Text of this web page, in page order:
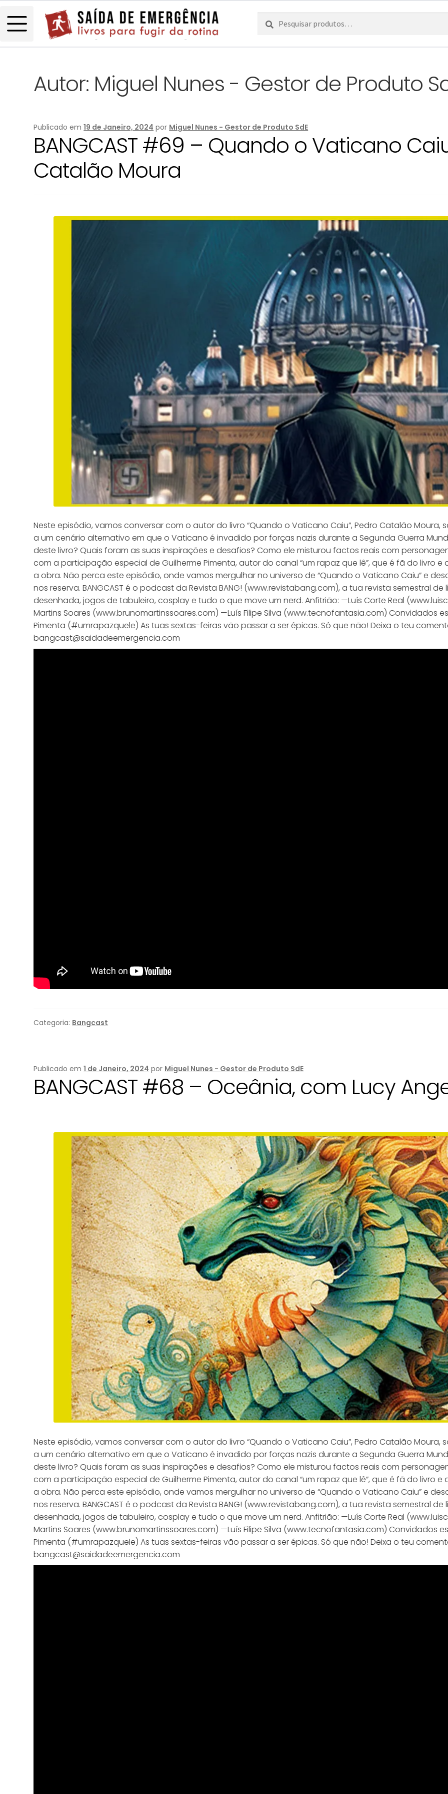
Pesquisar
por:
Pesquisa
Autor: Miguel Nunes - Gestor de Produto
Publicado em19 de Janeiro, 2024 por Miguel Nunes - Gestor de Produto SdE
BANGCAST #69 – Quando o Vaticano
Catalão Moura
Neste episódio, vamos conversar com o autor do livro “Quando o Vaticano Caiu”, Pedro Catalão
a um cenário alternativo em que o Vaticano é invadido por forças nazis durante a Segunda Guerra
deste livro? Quais foram as suas inspirações e desafios? Como ele misturou factos reais com
com a participação especial de Guilherme Pimenta, autor do canal “um rapaz que lê”, que é fã do livro
a obra. Não perca este episódio, onde vamos mergulhar no universo de “Quando o Vaticano Caiu” e
nos reserva. BANGCAST é o podcast da Revista BANG! (www.revistabang.com), a tua revista semestral
desenhada, jogos de tabuleiro, cosplay e tudo o que move um nerd. Anfitrião: —Luís Corte Real
Martins Soares (www.brunomartinssoares.com) —Luís Filipe Silva (www.tecnofantasia.com) Convidados
Pimenta (#umrapazquele) As tuas sextas-feiras vão passar a ser épicas. Só que não! Deixa o teu
bangcast@saidadeemergencia.com
Categoria: Bangcast
Publicado em1 de Janeiro, 2024 por Miguel Nunes - Gestor de Produto SdE
BANGCAST #68 – Oceânia, com Lucy
Neste episódio, vamos conversar com o autor do livro “Quando o Vaticano Caiu”, Pedro Catalão
a um cenário alternativo em que o Vaticano é invadido por forças nazis durante a Segunda Guerra
deste livro? Quais foram as suas inspirações e desafios? Como ele misturou factos reais com
com a participação especial de Guilherme Pimenta, autor do canal “um rapaz que lê”, que é fã do livro
a obra. Não perca este episódio, onde vamos mergulhar no universo de “Quando o Vaticano Caiu” e
nos reserva. BANGCAST é o podcast da Revista BANG! (www.revistabang.com), a tua revista semestral
desenhada, jogos de tabuleiro, cosplay e tudo o que move um nerd. Anfitrião: —Luís Corte Real
Martins Soares (www.brunomartinssoares.com) —Luís Filipe Silva (www.tecnofantasia.com) Convidados
Pimenta (#umrapazquele) As tuas sextas-feiras vão passar a ser épicas. Só que não! Deixa o teu
bangcast@saidadeemergencia.com